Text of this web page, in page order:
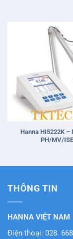
Hanna HI5222K –
PH/MV/ISE
THÔNG TIN
HANNA VIỆT NAM
Điện thoại: 028.